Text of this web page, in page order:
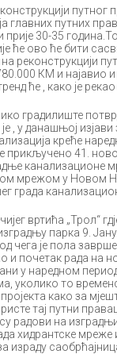
путног
главних путних
прије 30-35
ће ово ће бити
на реконструкцији
КМ и најавио
ће , како је
градилиште
, у данашњој изјави
креће
прикључено 41.
канализационе
мрежом у Новом
града
вртића „Трол“
парка 9.
чега је пола
и почетак рада на
у наредном
уколико то
како за
тај путни
радови на
хидрантске